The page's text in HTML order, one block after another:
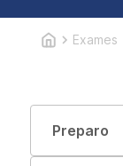
Exames
Preparo